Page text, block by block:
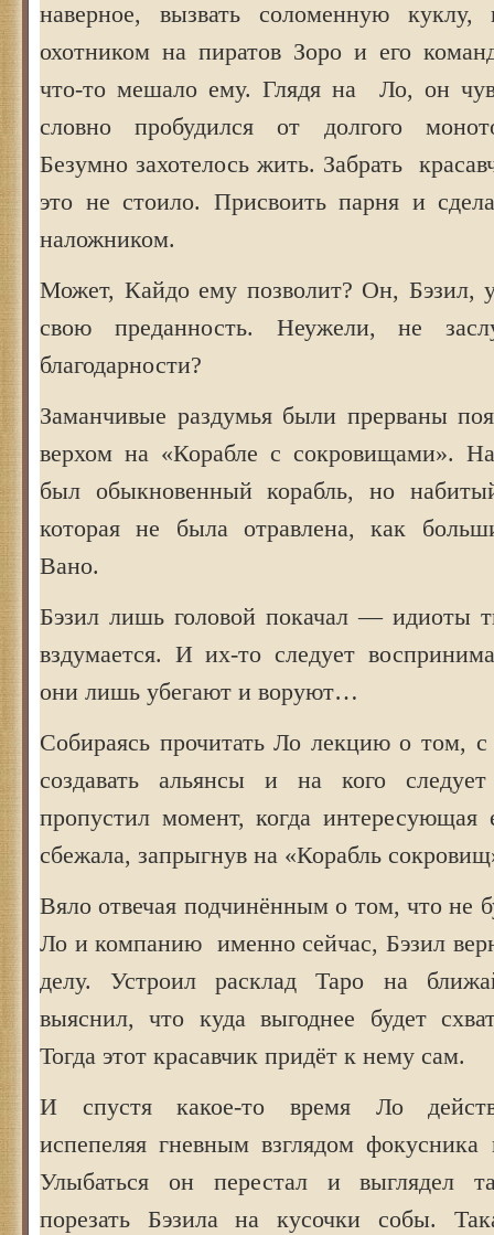
наверное, вызвать соломенную
охотником на пиратов Зоро и его
что-то мешало ему. Глядя на Ло, он
словно пробудился от долгого
Безумно захотелось жить. Забрать
это не стоило. Присвоить парня и
наложником.
Может, Кайдо ему позволит? Он, Бэзил,
свою преданность. Неужели, не
благодарности?
Заманчивые раздумья были прерваны
верхом на «Корабле с сокровищами».
был обыкновенный корабль, но
которая не была отравлена, как
Вано.
Бэзил лишь головой покачал — идиоты
вздумается. И их-то следует
они лишь убегают и воруют…
Собираясь прочитать Ло лекцию о том,
создавать альянсы и на кого следует
пропустил момент, когда интересующая
сбежала, запрыгнув на «Корабль
Вяло отвечая подчинённым о том, что не
Ло и компанию именно сейчас, Бэзил
делу. Устроил расклад Таро на
выяснил, что куда выгоднее будет
Тогда этот красавчик придёт к нему сам.
И спустя какое-то время Ло
испепеляя гневным взглядом
Улыбаться он перестал и выглядел
порезать Бэзила на кусочки собы.